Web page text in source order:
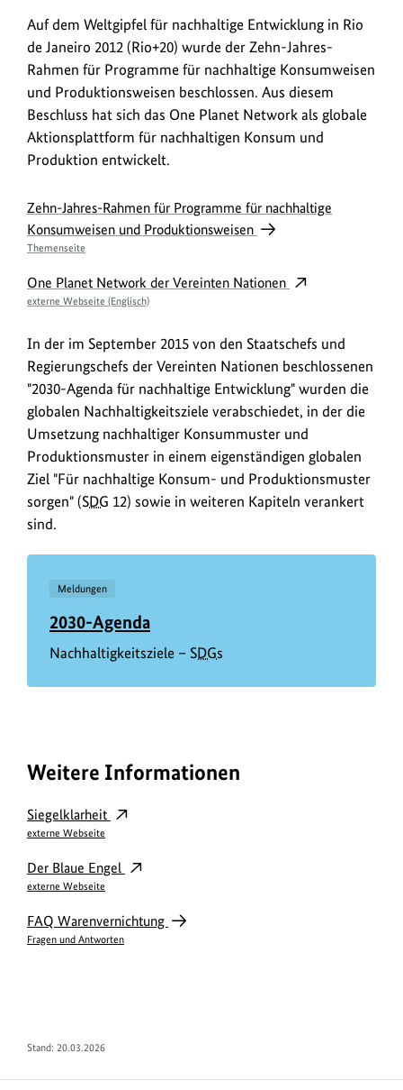
Auf dem Weltgipfel für nachhaltige Entwicklung in Rio
de Janeiro 2012 (Rio+20) wurde der Zehn-Jahres-
Rahmen für Programme für nachhaltige Konsumweisen
und Produktionsweisen beschlossen. Aus diesem
Beschluss hat sich das One Planet Network als globale
Aktionsplattform für nachhaltigen Konsum und
Produktion entwickelt.
Zehn-Jahres-Rahmen für Programme für nachhaltige
Konsumweisen und Produktionsweisen
Themenseite
One Planet Network der Vereinten Nationen
externe Webseite (Englisch)
In der im September 2015 von den Staatschefs und
Regierungschefs der Vereinten Nationen beschlossenen
"2030-Agenda für nachhaltige Entwicklung" wurden die
globalen Nachhaltigkeitsziele verabschiedet, in der die
Umsetzung nachhaltiger Konsummuster und
Produktionsmuster in einem eigenständigen globalen
Ziel "Für nachhaltige Konsum- und Produktionsmuster
sorgen" (SDG 12) sowie in weiteren Kapiteln verankert
sind.
Meldungen
2030-Agenda
Nachhaltigkeitsziele – SDGs
Weitere Informationen
Siegelklarheit
externe Webseite
Der Blaue Engel
externe Webseite
FAQ Warenvernichtung
Fragen und Antworten
Stand: 20.03.2026